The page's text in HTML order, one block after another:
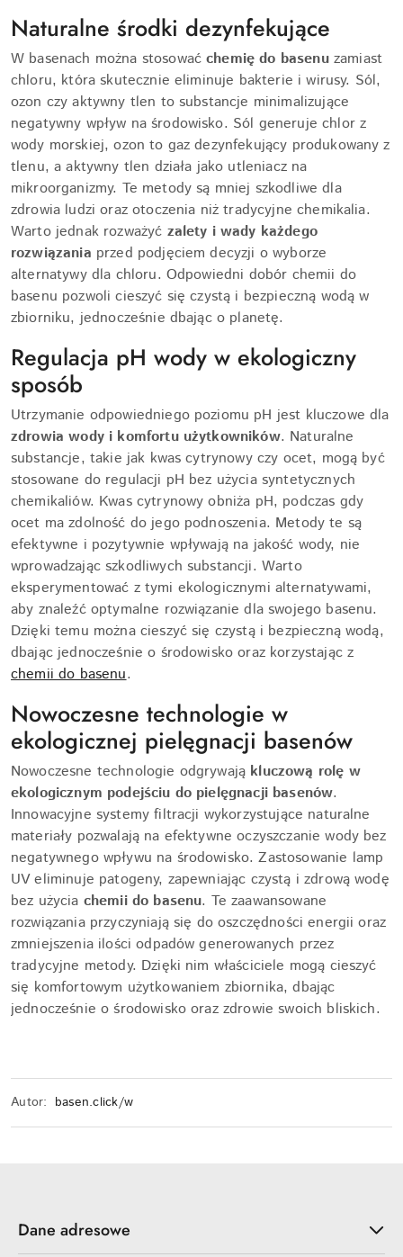
Naturalne środki dezynfekujące
W basenach można stosowaćchemię do basenuzamiast
chloru, która skutecznie eliminuje bakterie i wirusy. Sól,
ozon czy aktywny tlen to substancje minimalizujące
negatywny wpływ na środowisko. Sól generuje chlor z
wody morskiej, ozon to gaz dezynfekujący produkowany z
tlenu, a aktywny tlen działa jako utleniacz na
mikroorganizmy. Te metody są mniej szkodliwe dla
zdrowia ludzi oraz otoczenia niż tradycyjne chemikalia.
Warto jednak rozważyć zalety i wady każdego
rozwiązania przed podjęciem decyzji o wyborze
alternatywy dla chloru. Odpowiedni dobór chemii do
basenu pozwoli cieszyć się czystą i bezpieczną wodą w
zbiorniku, jednocześnie dbając o planetę.
Regulacja pH wody w ekologiczny
sposób
Utrzymanie odpowiedniego poziomu pH jest kluczowe dla
zdrowia wody i komfortu użytkowników. Naturalne
substancje, takie jak kwas cytrynowy czy ocet, mogą być
stosowane do regulacji pH bez użycia syntetycznych
chemikaliów. Kwas cytrynowy obniża pH, podczas gdy
ocet ma zdolność do jego podnoszenia. Metody te są
efektywne i pozytywnie wpływają na jakość wody, nie
wprowadzając szkodliwych substancji. Warto
eksperymentować z tymi ekologicznymi alternatywami,
aby znaleźć optymalne rozwiązanie dla swojego basenu.
Dzięki temu można cieszyć się czystą i bezpieczną wodą,
dbając jednocześnie o środowisko oraz korzystając z
chemii do basenu.
Nowoczesne technologie w
ekologicznej pielęgnacji basenów
Nowoczesne technologie odgrywają kluczową rolę w
ekologicznym podejściu do pielęgnacji basenów.
Innowacyjne systemy filtracji wykorzystujące naturalne
materiały pozwalają na efektywne oczyszczanie wody bez
negatywnego wpływu na środowisko. Zastosowanie lamp
UV eliminuje patogeny, zapewniając czystą i zdrową wodę
bez użycia chemii do basenu. Te zaawansowane
rozwiązania przyczyniają się do oszczędności energii oraz
zmniejszenia ilości odpadów generowanych przez
tradycyjne metody. Dzięki nim właściciele mogą cieszyć
się komfortowym użytkowaniem zbiornika, dbając
jednocześnie o środowisko oraz zdrowie swoich bliskich.
Autor: basen.click/w
Dane adresowe